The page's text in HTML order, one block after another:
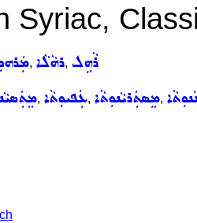
Syriac,
, ܪܗܵܠܵܐ, ܪܵܗܹܠ
, ܥܲܦܝܘܼܬܵܐ, ܡܸܣܬܲܪܝܵܢܘܼܬܵܐ,